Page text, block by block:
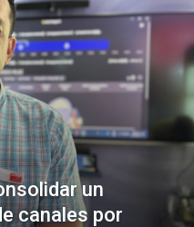
un
canales por